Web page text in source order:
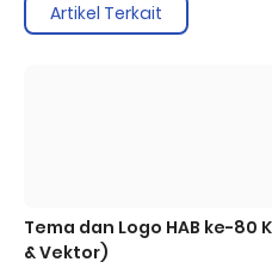
Artikel Terkait
Tema dan Logo HAB ke-80
& Vektor)